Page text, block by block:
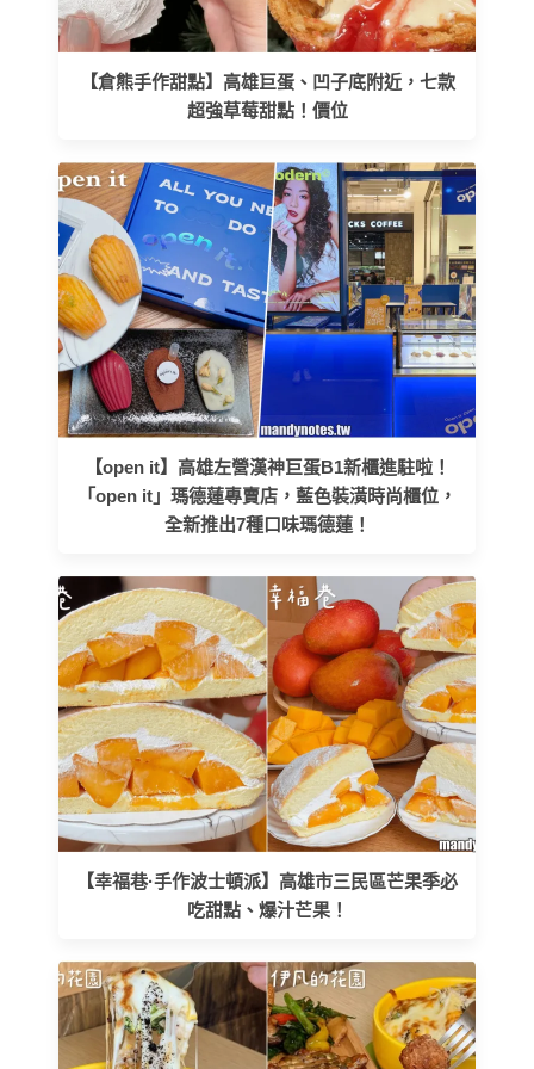
【倉熊手作甜點】高雄巨蛋、凹子底附近，七款
超強草莓甜點！價位
【open it】高雄左營漢神巨蛋B1新櫃進駐啦！
「open it」瑪德蓮專賣店，藍色裝潢時尚櫃位，
全新推出7種口味瑪德蓮！
【幸福巷·手作波士頓派】高雄市三民區芒果季必
吃甜點、爆汁芒果！